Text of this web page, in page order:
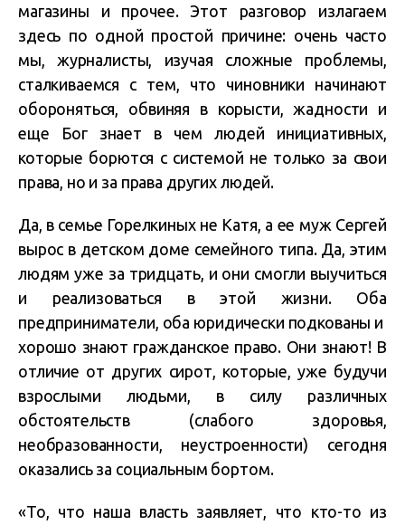
магазины и прочее. Этот разговор излагаем
здесь по одной простой причине: очень часто
мы, журналисты, изучая сложные проблемы,
сталкиваемся с тем, что чиновники начинают
обороняться, обвиняя в корысти, жадности и
еще Бог знает в чем людей инициативных,
которые борются с системой не только за свои
права, но и за права других людей.
Да, в семье Горелкиных не Катя, а ее муж Сергей
вырос в детском доме семейного типа. Да, этим
людям уже за тридцать, и они смогли выучиться
и реализоваться в этой жизни. Оба
предприниматели, оба юридически подкованы и
хорошо знают гражданское право. Они знают! В
отличие от других сирот, которые, уже будучи
взрослыми людьми, в силу различных
обстоятельств (слабого здоровья,
необразованности, неустроенности) сегодня
оказались за социальным бортом.
«То, что наша власть заявляет, что кто-то из